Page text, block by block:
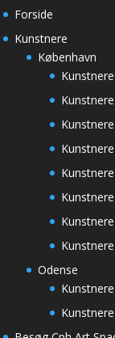
Forside
Kunstnere
København
Odense